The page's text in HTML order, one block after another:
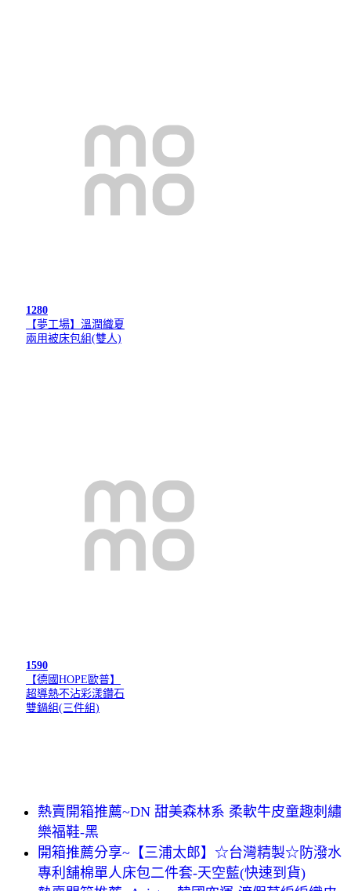
1280
【夢工場】溫潤織夏
兩用被床包組(雙人)
1590
【德國HOPE歐普】
超導熱不沾彩漾鑽石
雙鍋組(三件組)
熱賣開箱推薦~DN 甜美森林系 柔軟牛皮童趣刺繡
樂福鞋-黑
開箱推薦分享~【三浦太郎】☆台灣精製☆防潑水
專利舖棉單人床包二件套-天空藍(快速到貨)